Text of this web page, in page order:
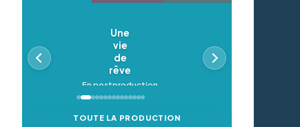
Une
vie
de
rêve
En postproduction
TOUTE LA PRODUCTION